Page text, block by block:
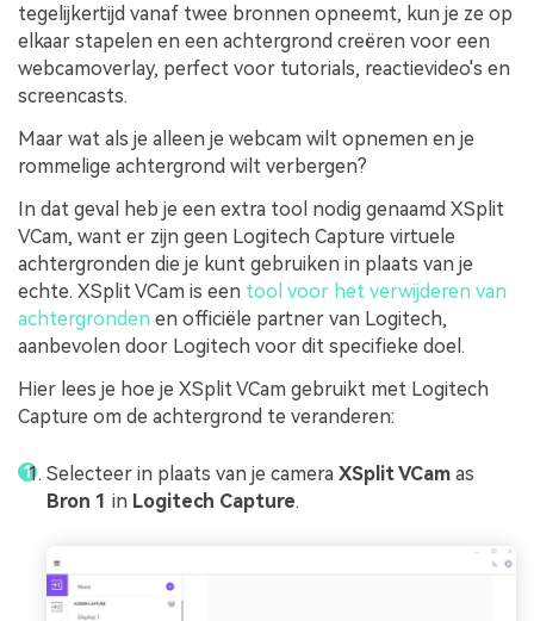
tegelijkertijd vanaf twee bronnen opneemt, kun je ze op
elkaar stapelen en een achtergrond creëren voor een
webcamoverlay, perfect voor tutorials, reactievideo's en
screencasts.
Maar wat als je alleen je webcam wilt opnemen en je
rommelige achtergrond wilt verbergen?
In dat geval heb je een extra tool nodig genaamd XSplit
VCam, want er zijn geen Logitech Capture virtuele
achtergronden die je kunt gebruiken in plaats van je
echte. XSplit VCam is een tool voor het verwijderen van
achtergronden en officiële partner van Logitech,
aanbevolen door Logitech voor dit specifieke doel.
Hier lees je hoe je XSplit VCam gebruikt met Logitech
Capture om de achtergrond te veranderen:
Selecteer in plaats van je camera XSplit VCam as
Bron 1 in Logitech Capture.